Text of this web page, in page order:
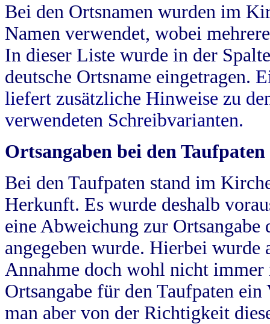
Bei den Ortsnamen wurden im
Namen verwendet, wobei
In dieser Liste wurde in der
deutsche Ortsname eingetragen.
liefert zusätzliche Hinweise zu
verwendeten Schreibvarianten.
Ortsangaben bei den Taufpaten
Bei den Taufpaten stand im
Herkunft. Es wurde deshalb
eine Abweichung zur
angegeben wurde. Hierbei wurde
Annahme doch wohl nicht
Ortsangabe für den Taufpaten
man aber von der Richtigkeit